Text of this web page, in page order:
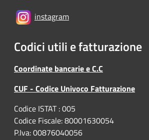
instagram
Codici utili e fatturazione
Coordinate bancarie e C.C
CUF - Codice Univoco Fatturazione
Codice ISTAT : 005
Codice Fiscale: 80001630054
P.Iva: 00876040056